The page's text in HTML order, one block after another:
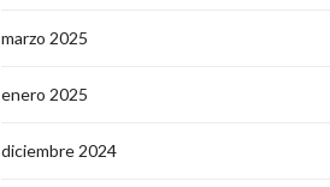
marzo 2025
enero 2025
diciembre 2024